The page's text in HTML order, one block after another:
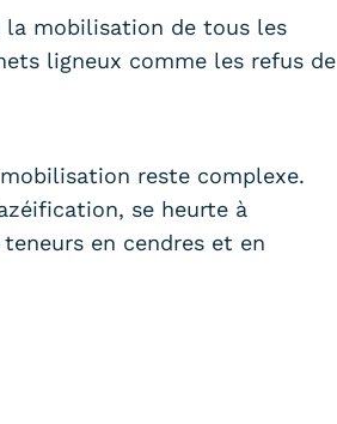
la mobilisation de tous les
ligneux comme les refus de
reste complexe.
se heurte à
en cendres et en